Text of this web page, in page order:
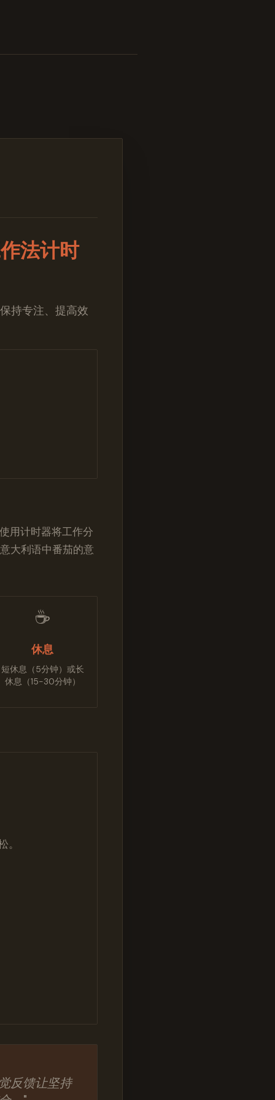
法计时
持专注、提高效
用计时器将工作分
大利语中番茄的意
☕️
休息
短休息（5分钟）或长
休息（15-30分钟）
反馈让坚持